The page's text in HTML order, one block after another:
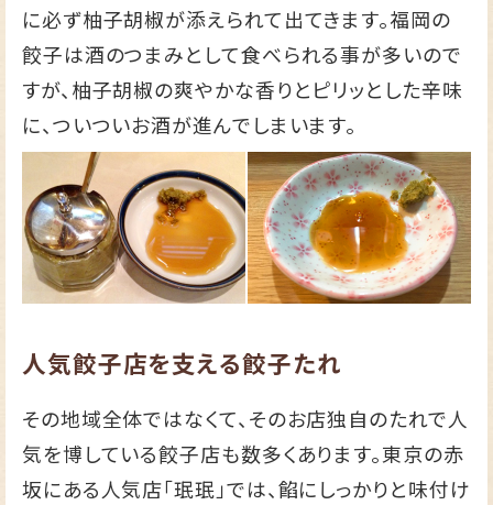
に必ず柚子胡椒が添えられて出てきます。福岡の
餃子は酒のつまみとして食べられる事が多いので
すが、柚子胡椒の爽やかな香りとピリッとした辛味
に、ついついお酒が進んでしまいます。
人気餃子店を支える餃子たれ
その地域全体ではなくて、そのお店独自のたれで人
気を博している餃子店も数多くあります。東京の赤
坂にある人気店「珉珉」では、餡にしっかりと味付け